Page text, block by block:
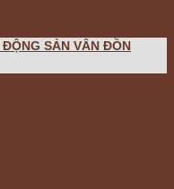
SẢN VÂN ĐỒN